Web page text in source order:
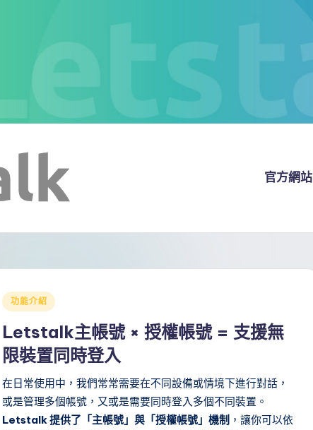
官方網站
Posted
功能介紹
Letstalk主帳號 × 授權帳號 = 支援無
限裝置同時登入
在日常使用中，我們常常需要在不同設備或情境下進行對話，
或是管理多個帳號，又或是需要同時登入多個不同裝置。
Letstalk 提供了「主帳號」與「授權帳號」機制 ，讓你可以依